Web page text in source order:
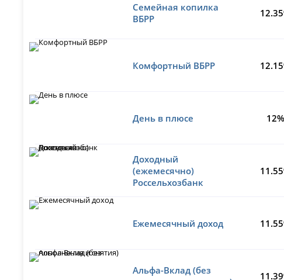
Семейная копилка
ВБРР
Комфортный ВБРР
День в плюсе 12%
Доходный
(ежемесячно)
Россельхозбанк
Ежемесячный доход
Альфа-Вклад (без